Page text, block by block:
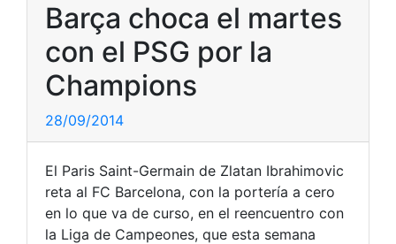
Barça choca el martes
con el PSG por la
Champions
28/09/2014
El Paris Saint-Germain de Zlatan Ibrahimovic
reta al FC Barcelona, con la portería a cero
en lo que va de curso, en el reencuentro con
la Liga de Campeones, que esta semana